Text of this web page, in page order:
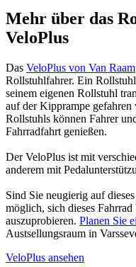
Mehr über das
VeloPlus
Das VeloPlus von Van Raam
Rollstuhlfahrer. Ein
seinem eigenen Rollstuhl
auf der Kipprampe gefahren
Rollstuhls können Fahrer
Fahrradfahrt genießen.
Der VeloPlus ist mit
anderem mit
Sind Sie neugierig auf
möglich, sich dieses Fahrrad
auszuprobieren. Planen Sie
Austsellungsraum in
VeloPlus ansehen